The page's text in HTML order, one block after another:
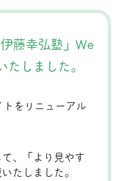
藤幸弘塾」We
しました。
をリニューアル
、「より見やす
たしました。